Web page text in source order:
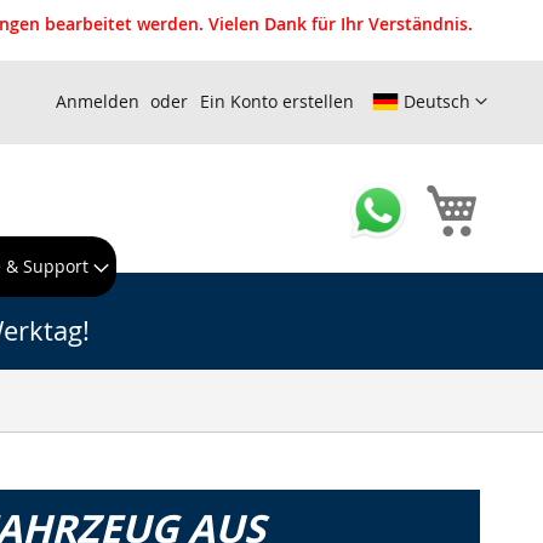
bearbeitet werden. Vielen Dank für Ihr Verständnis.
Deutsch
Anmelden Ein Konto erstellen
& Support
AUS